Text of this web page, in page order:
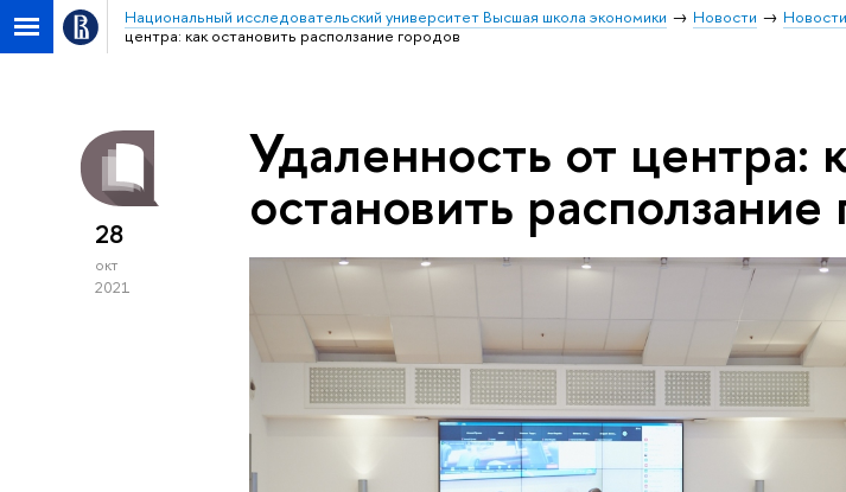
Национальный исследовательский университет Высшая школа экономики Новости
центра: как остановить расползание городов
28
окт
2021
Удаленность от центра:
остановить расползание